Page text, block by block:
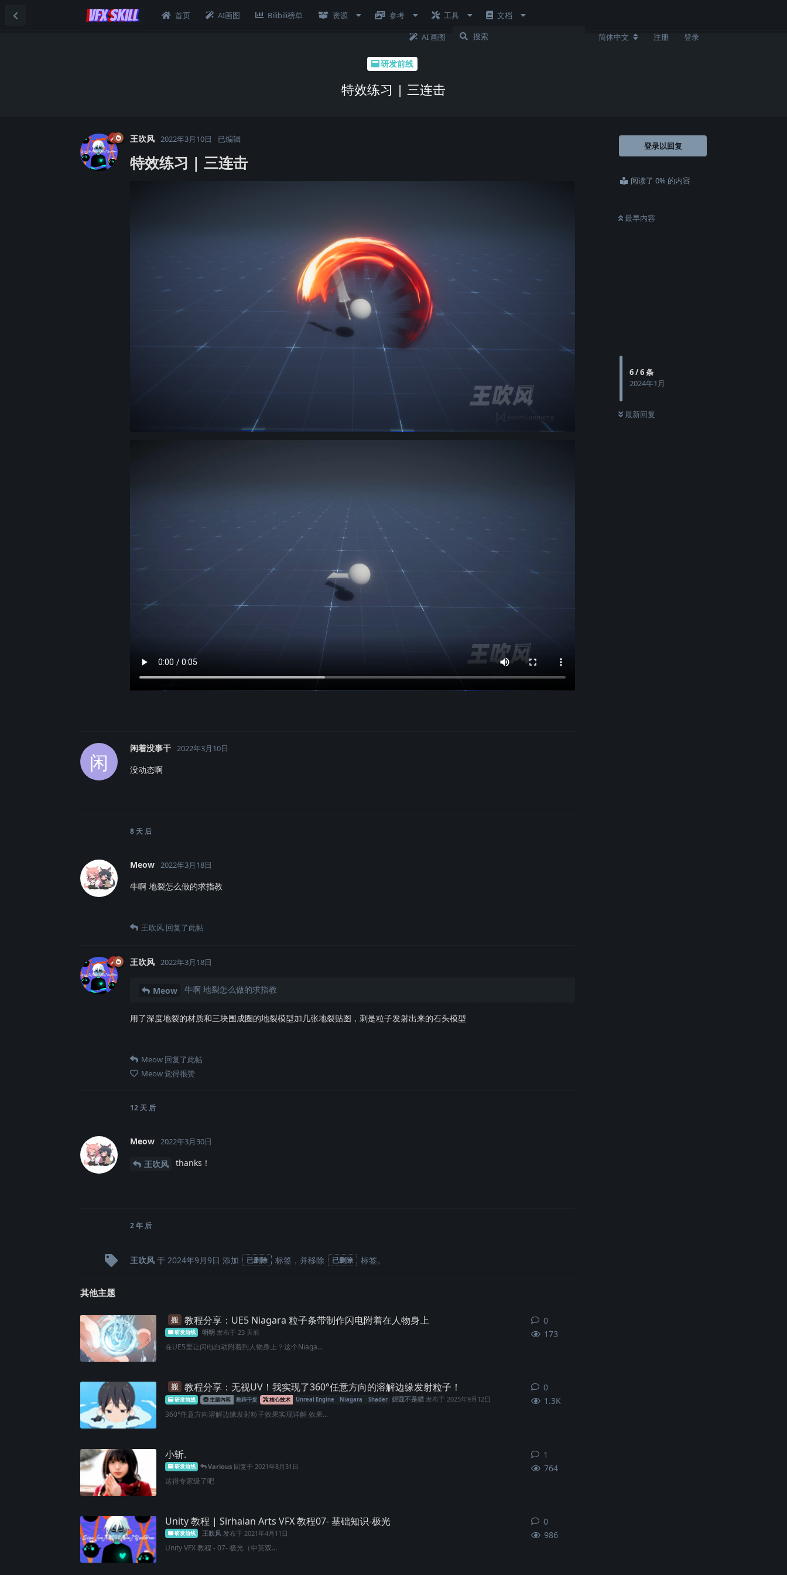
首页 AI画图 Bilibili榜单 资源 参考 工具 文档
AI 画图 简体中文 注册 登录
研发前线
特效练习 | 三连击
登录以回复
阅读了 0% 的内容
最早内容
6/6条
2024年1月
最新回复
王吹风 2022年3月10日 已编辑
特效练习 | 三连击
闲
闲着没事干 2022年3月10日
没动态啊
8 天后
Meow 2022年3月18日
牛啊 地裂怎么做的求指教
王吹风 回复了此帖
王吹风 2022年3月18日
Meow 牛啊 地裂怎么做的求指教
用了深度地裂的材质和三块围成圈的地裂模型加几张地裂贴图，刺是粒子发射出来的石头模型
Meow 回复了此帖
Meow觉得很赞
12 天 后
Meow 2022年3月30日
王吹风 thanks！
2 年 后
王吹风 于 2024年9月9日 添加 已删除 标签 ，并移除 已删除 标签。
其他主题
搬 教程分享：UE5 Niagara 粒子条带制作闪电附着在人物身上
研发前线 明明 发布于23 天前 173
在UE5里让闪电自动附着到人物身上？这个Niaga...
0
搬 教程分享：无视UV！我实现了360°任意方向的溶解边缘发射粒子！
研发前线 主题内容 教程干货 核心技术 Unreal Engine Niagara Shader 妮蔻不是猫 发布于2025年9月12日 1.3K
360°任意方向溶解边缘发射粒子效果实现详解 效果...
0
小斩.
研发前线 Various 回复于2021年8月31日 764
这得专家级了吧
1
Unity 教程 | Sirhaian Arts VFX 教程07- 基础知识-极光
研发前线 王吹风 发布于2021年4月11日 986
Unity VFX 教程 - 07- 极光（中英双...
0